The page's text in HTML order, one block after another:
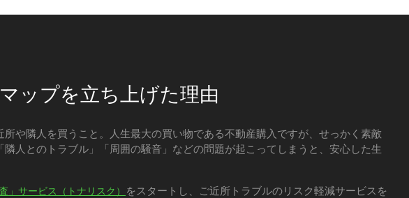
ップを立ち上げた理由
や隣人を買うこと。人生最大の買い物である不動産購入ですが、せっかく素敵
人とのトラブル」「周囲の騒音」などの問題が起こってしまうと、安心した生
」サービス（トナリスク） をスタートし、ご近所トラブルのリスク軽減サービスを